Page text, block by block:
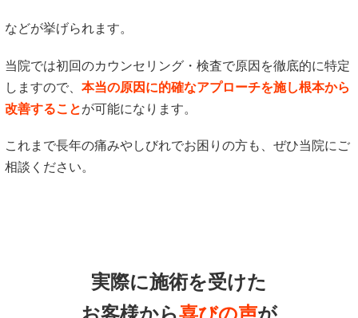
などが挙げられます。
当院では初回のカウンセリング・検査で原因を徹底的に特定
しますので、 本当の原因に的確なアプローチを施し根本から
改善することが可能になります。
これまで長年の痛みやしびれでお困りの方も、ぜひ当院にご
相談ください。
実際に施術を受けた